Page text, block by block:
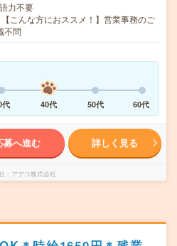
力不要
こんな方におススメ！】営業事務のご
不問
代 40代 50代 60代
募へ進む 詳しく見る
アデコ株式会社